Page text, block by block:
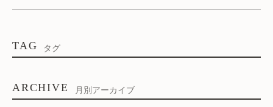
TAG タグ
ARCHIVE 月別アーカイブ